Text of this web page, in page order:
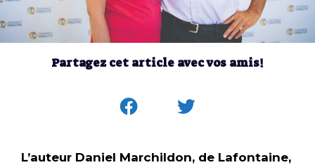
Partagez cet article avec vos amis!
L’auteur Daniel Marchildon, de Lafontaine,